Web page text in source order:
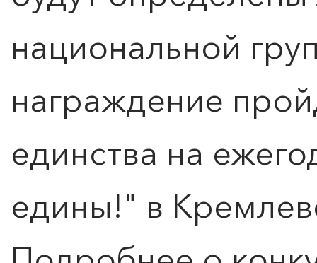
национальной
награждение
единства на
едины!" в